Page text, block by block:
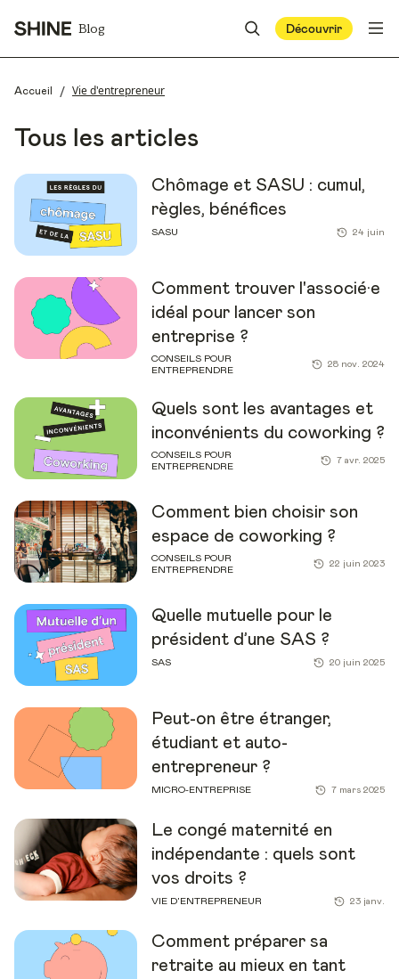
Blog Découvrir
Accueil / Vie d'entrepreneur
Tous les articles
Chômage et SASU : cumul,
règles, bénéfices
SASU 24 juin
Comment trouver l'associé·e
idéal pour lancer son
entreprise ?
CONSEILS POUR
ENTREPRENDRE
28 nov. 2024
Quels sont les avantages et
inconvénients du coworking ?
CONSEILS POUR
ENTREPRENDRE
7 avr. 2025
Comment bien choisir son
espace de coworking ?
CONSEILS POUR
ENTREPRENDRE
22 juin 2023
Quelle mutuelle pour le
président d’une SAS ?
SAS 20 juin 2025
Peut-on être étranger,
étudiant et auto-
entrepreneur ?
MICRO-ENTREPRISE 7 mars 2025
Le congé maternité en
indépendante : quels sont
vos droits ?
VIE D'ENTREPRENEUR 23 janv.
Comment préparer sa
retraite au mieux en tant